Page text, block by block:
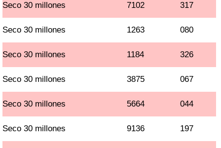
Seco 30 millones 7102 317
Seco 30 millones 1263 080
Seco 30 millones 1184 326
Seco 30 millones 3875 067
Seco 30 millones 5664 044
Seco 30 millones 9136 197